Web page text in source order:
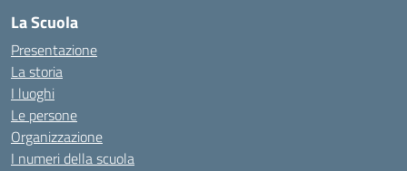
La Scuola
Presentazione
La storia
I luoghi
Le persone
Organizzazione
I numeri della scuola